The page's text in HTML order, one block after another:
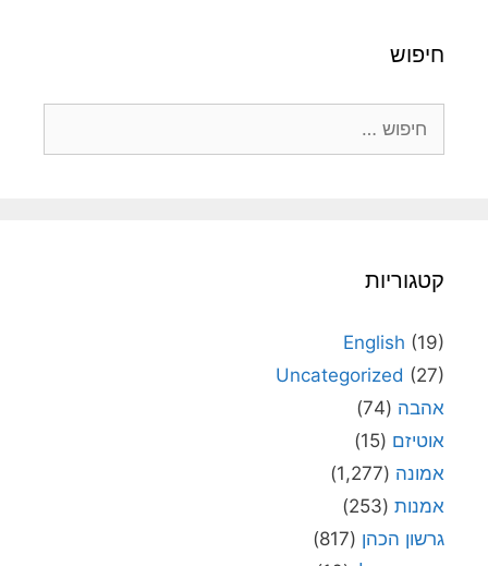
חיפוש
קטגוריות
English (19)
Uncategorized (27)
אהבה (74)
אוטיזם (15)
אמונה (1,277)
אמנות (253)
גרשון הכהן (817)